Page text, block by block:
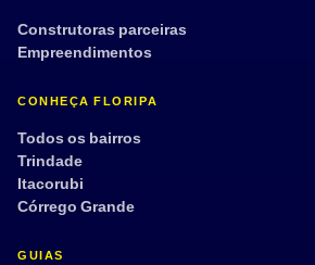
Construtoras parceiras
Empreendimentos
CONHEÇA FLORIPA
Todos os bairros
Trindade
Itacorubi
Córrego Grande
GUIAS